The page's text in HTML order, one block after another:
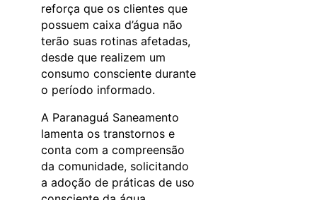
reforça que os clientes que
possuem caixa d’água não
terão suas rotinas afetadas,
desde que realizem um
consumo consciente durante
o período informado.
A Paranaguá Saneamento
lamenta os transtornos e
conta com a compreensão
da comunidade, solicitando
a adoção de práticas de uso